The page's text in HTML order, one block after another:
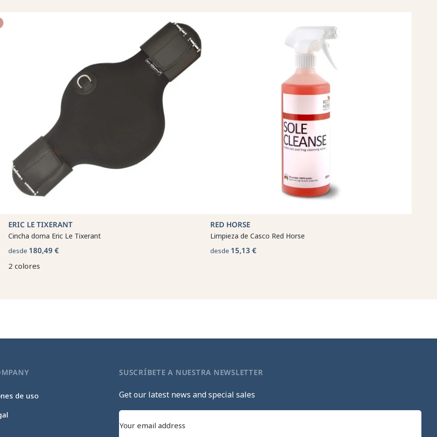
ERIC LE TIXERANT
Cincha doma Eric Le Tixerant
desde 180,49 €
2 colores
RED HORSE
Limpieza de Casco Red Horse
desde 15,13 €
de uso
SUSCRÍBETE A NUESTRA NEWSLETTER
Get our latest news and special sales